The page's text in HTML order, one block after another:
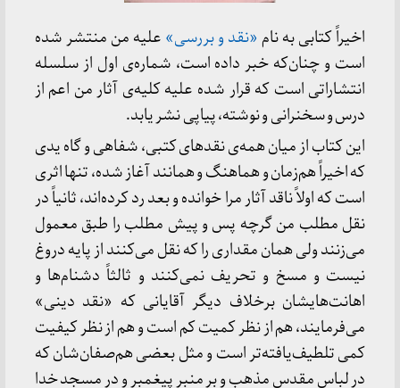
اخیراً كتابی به نام «نقد و بررسی» علیه من منتشر شده
است و چنان‌كه خبر داده است، شماره‌ی اول از سلسله
انتشاراتی است كه قرار شده علیه كلیه‌ی آثار من اعم از
درس و سخنرانی و نوشته، پیاپی نشر یابد.
این كتاب از میان همه‌ی نقدهای كتبی، شفاهی و گاه یدی
كه اخیراً هم‌زمان و هماهنگ و همانند آغاز شده، تنها اثری
است كه اولاً ناقد آثار مرا خوانده و بعد رد كرده‌اند، ثانیاً در
نقل مطلب من گرچه پس و پیش مطلب را طبق معمول
می‌زنند ولی همان مقداری را كه نقل می‌كنند از پایه دروغ
نیست و مسخ و تحریف نمی‌كنند و ثالثاً دشنام‌ها و
اهانت‌هایشان برخلاف دیگر آقایانی كه «نقد دینی»
می‌فرمایند، هم از نظر كمیت كم است و هم از نظر كیفیت
كمی تلطیف‌یافته‌تر است و مثل بعضی هم‌صفان‌شان كه
در لباس مقدس مذهب و بر منبر پیغمبر و در مسجد خدا